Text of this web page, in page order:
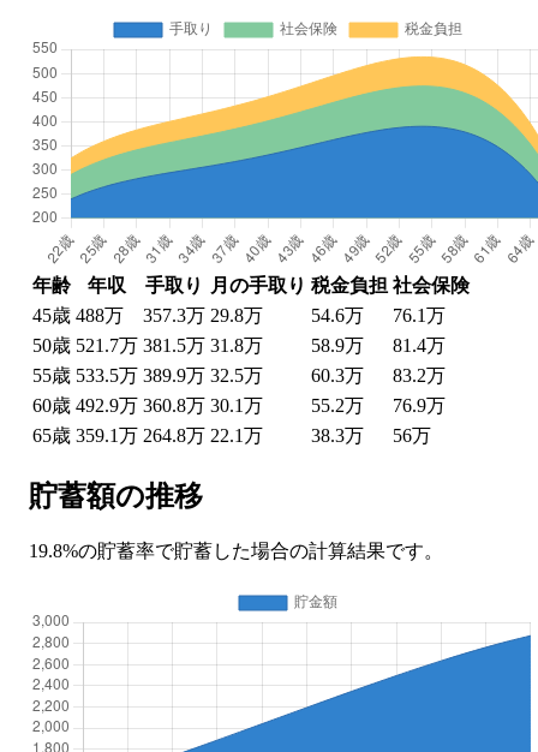
年齢 年収 手取り 月の手取り 税金負担 社会保険
45歳 488万 357.3万 29.8万 54.6万
76.1万
50歳 521.7万 381.5万 31.8万 58.9万
81.4万
55歳 533.5万 389.9万 32.5万 60.3万
83.2万
60歳 492.9万 360.8万 30.1万 55.2万
76.9万
65歳 359.1万 264.8万 22.1万 38.3万 56万
貯蓄額の推移
19.8%の貯蓄率で貯蓄した場合の計算結果です。